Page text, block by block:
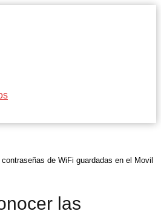
de WiFi guardadas en el Movil
las